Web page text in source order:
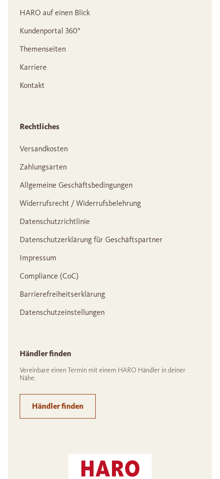
HARO auf einen Blick
Kundenportal 360°
Themenseiten
Karriere
Kontakt
Rechtliches
Versandkosten
Zahlungsarten
Allgemeine Geschäftsbedingungen
Widerrufsrecht / Widerrufsbelehrung
Datenschutzrichtlinie
Datenschutzerklärung für Geschäftspartner
Impressum
Compliance (CoC)
Barrierefreiheitserklärung
Datenschutzeinstellungen
Händler finden
Vereinbare einen Termin mit einem HARO Händler in deiner
Nähe.
Händler finden